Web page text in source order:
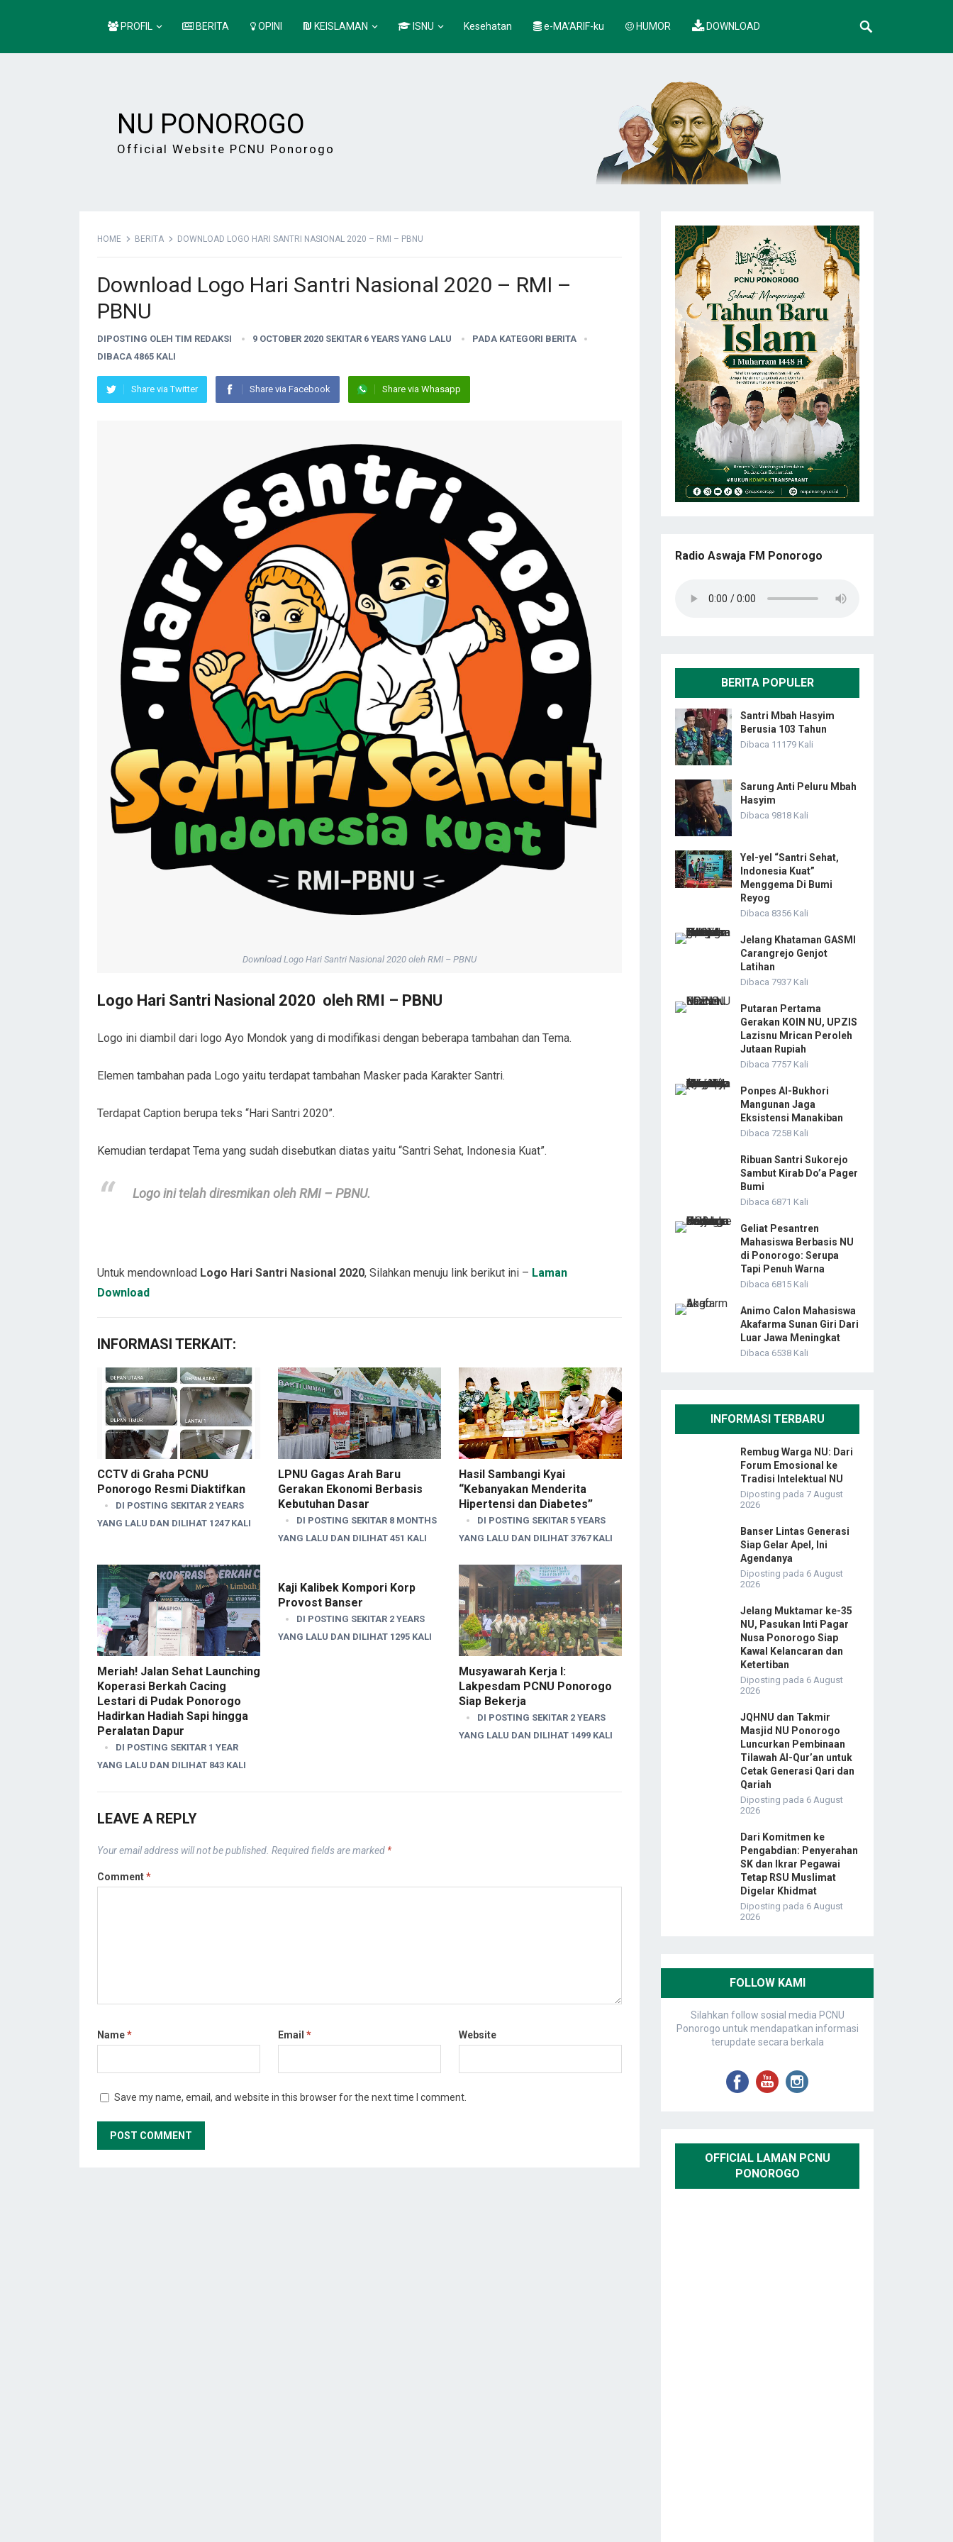
PROFIL BERITA OPINI KEISLAMAN ISNU Kesehatan e-MA’ARIF-ku HUMOR DOWNLOAD
NU PONOROGO
Official Website PCNU Ponorogo
HOME BERITA DOWNLOAD LOGO HARI SANTRI NASIONAL 2020 – RMI – PBNU
Download Logo Hari Santri Nasional 2020 – RMI –
PBNU
DIPOSTING OLEH TIM REDAKSI 9 OCTOBER 2020 SEKITAR 6 YEARS YANG LALU PADA KATEGORI BERITA
DIBACA 4865 KALI
Share via Twitter Share via Facebook Share via Whasapp
Download Logo Hari Santri Nasional 2020 oleh RMI – PBNU
Logo Hari Santri Nasional 2020 oleh RMI – PBNU
Logo ini diambil dari logo Ayo Mondok yang di modifikasi dengan beberapa tambahan dan Tema.
Elemen tambahan pada Logo yaitu terdapat tambahan Masker pada Karakter Santri.
Terdapat Caption berupa teks “Hari Santri 2020”.
Kemudian terdapat Tema yang sudah disebutkan diatas yaitu “Santri Sehat, Indonesia Kuat”.
Logo ini telah diresmikan oleh RMI – PBNU.
Untuk mendownload Logo Hari Santri Nasional 2020, Silahkan menuju link berikut ini – Laman
Download
INFORMASI TERKAIT:
CCTV di Graha PCNU
Ponorogo Resmi Diaktifkan
DI POSTING SEKITAR 2 YEARS
YANG LALU DAN DILIHAT 1247 KALI
LPNU Gagas Arah Baru
Gerakan Ekonomi Berbasis
Kebutuhan Dasar
DI POSTING SEKITAR 8 MONTHS
YANG LALU DAN DILIHAT 451 KALI
Hasil Sambangi Kyai
“Kebanyakan Menderita
Hipertensi dan Diabetes”
DI POSTING SEKITAR 5 YEARS
YANG LALU DAN DILIHAT 3767 KALI
Meriah! Jalan Sehat Launching
Koperasi Berkah Cacing
Lestari di Pudak Ponorogo
Hadirkan Hadiah Sapi hingga
Peralatan Dapur
DI POSTING SEKITAR 1 YEAR
YANG LALU DAN DILIHAT 843 KALI
Kaji Kalibek Kompori Korp
Provost Banser
DI POSTING SEKITAR 2 YEARS
YANG LALU DAN DILIHAT 1295 KALI
Musyawarah Kerja I:
Lakpesdam PCNU Ponorogo
Siap Bekerja
DI POSTING SEKITAR 2 YEARS
YANG LALU DAN DILIHAT 1499 KALI
LEAVE A REPLY
Your email address will not be published. Required fields are marked *
Comment*
Name* Email * Website
Save my name, email, and website in this browser for the next time I comment.
Radio Aswaja FM Ponorogo
BERITA POPULER
Santri Mbah Hasyim
Berusia 103 Tahun
Dibaca 11179 Kali
Sarung Anti Peluru Mbah
Hasyim
Dibaca 9818 Kali
Yel-yel “Santri Sehat,
Indonesia Kuat”
Menggema Di Bumi
Reyog
Dibaca 8356 Kali
Jelang Khataman GASMI
Carangrejo Genjot
Latihan
Dibaca 7937 Kali
Putaran Pertama
Gerakan KOIN NU, UPZIS
Lazisnu Mrican Peroleh
Jutaan Rupiah
Dibaca 7757 Kali
Ponpes Al-Bukhori
Mangunan Jaga
Eksistensi Manakiban
Dibaca 7258 Kali
Ribuan Santri Sukorejo
Sambut Kirab Do’a Pager
Bumi
Dibaca 6871 Kali
Geliat Pesantren
Mahasiswa Berbasis NU
di Ponorogo: Serupa
Tapi Penuh Warna
Dibaca 6815 Kali
Animo Calon Mahasiswa
Akafarma Sunan Giri Dari
Luar Jawa Meningkat
Dibaca 6538 Kali
INFORMASI TERBARU
Rembug Warga NU: Dari
Forum Emosional ke
Tradisi Intelektual NU
Diposting pada 7 August
2026
Banser Lintas Generasi
Siap Gelar Apel, Ini
Agendanya
Diposting pada 6 August
2026
Jelang Muktamar ke-35
NU, Pasukan Inti Pagar
Nusa Ponorogo Siap
Kawal Kelancaran dan
Ketertiban
Diposting pada 6 August
2026
JQHNU dan Takmir
Masjid NU Ponorogo
Luncurkan Pembinaan
Tilawah Al-Qur’an untuk
Cetak Generasi Qari dan
Qariah
Diposting pada 6 August
2026
Dari Komitmen ke
Pengabdian: Penyerahan
SK dan Ikrar Pegawai
Tetap RSU Muslimat
Digelar Khidmat
Diposting pada 6 August
2026
FOLLOW KAMI
Silahkan follow sosial media PCNU
Ponorogo untuk mendapatkan informasi
terupdate secara berkala
OFFICIAL LAMAN PCNU
PONOROGO